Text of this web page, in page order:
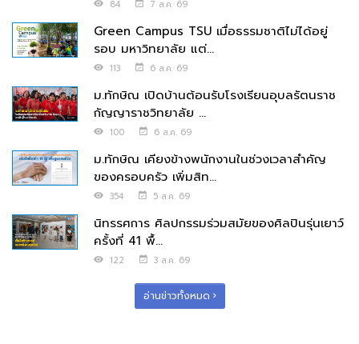
84 7 ส.ค. 69
Green Campus TSU เมื่อธรรมชาติไม่ได้อยู่
รอบ มหาวิทยาลัย แต่...
113 6 ส.ค. 69
ม.ทักษิณ เปิดบ้านต้อนรับโรงเรียนอุบลรัตนราช
กัญญาราชวิทยาลัย ...
100 6 ส.ค. 69
ม.ทักษิณ เคียงข้างพนักงานในช่วงเวลาสำคัญ
ของครอบครัว เพิ่มสิท...
354 5 ส.ค. 69
นิทรรศการ ศิลปกรรมร่วมสมัยของศิลปินรุ่นเยาว์
ครั้งที่ 41 พื้...
122 3 ส.ค. 69
อ่านข่าวทั้งหมด